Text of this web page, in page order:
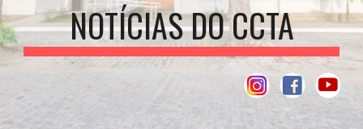
NOTÍCIAS DO CCTA